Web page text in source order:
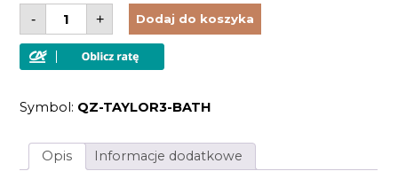
-
ilość
Lampa
ścienna
do
łazienki
3
oprawa
kolor
+ Dodaj do koszyka
Symbol: QZ-TAYLOR3-BATH
Opis Informacje dodatkowe